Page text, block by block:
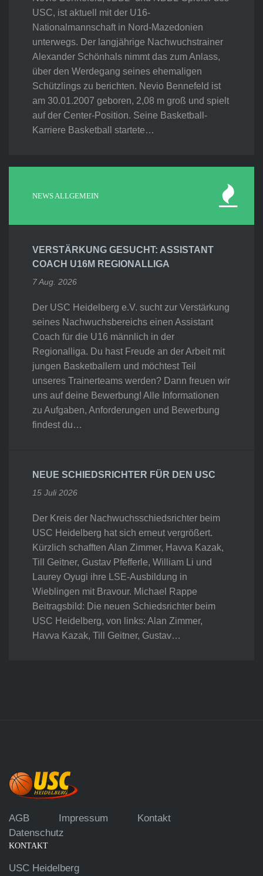
USC, ist aktuell mit der U16-
Nationalmannschaft in Nord-Mazedonien
unterwegs. Der langjährige Nachwuchstrainer
Alexander Schönhals nimmt das zum Anlass,
über den Werdegang seines ehemaligen
Schützlings zu berichten. Nevio Bennefeld ist
am 30.01.2007 geboren, 2,08 m groß und spielt
auf der Center-Position. Seine Basketball-
Karriere Basketball startete…
NEWS ALLGEMEIN
VERSTÄRKUNG GESUCHT: ASSISTANT
COACH U16M REGIONALLIGA
7 Aug. 2026
Der USC Heidelberg e.V. sucht zur Verstärkung
seines Nachwuchsbereichs einen Assistant
Coach für die U16 männlich in der
Regionalliga. Du hast Freude an der Arbeit mit
jungen Basketballern und möchtest Teil
unseres Trainerteams werden? Dann freuen wir
uns auf deine Bewerbung! Alle Informationen
zu Aufgaben, Anforderungen und Bewerbung
findest du…
NEUE SCHIEDSRICHTER FÜR DEN USC
15 Juli 2026
Der Kreis der Nachwuchsschiedsrichter beim
USC Heidelberg hat sich erneut vergrößert.
Kürzlich schafften Alan Zimmer, Havva Kazak,
Till Geitner, Gustav Pfefferle, William Li und
Laurey Oyugi ihre LSE-Ausbildung in
Wieblingen mit Bravour. Michael Rappe
Beitragsbild: Die neuen Schiedsrichter beim
USC Heidelberg, von links: Alan Zimmer,
Havva Kazak, Till Geitner, Gustav…
AGB Impressum
Kontakt
Datenschutz
KONTAKT
USC Heidelberg